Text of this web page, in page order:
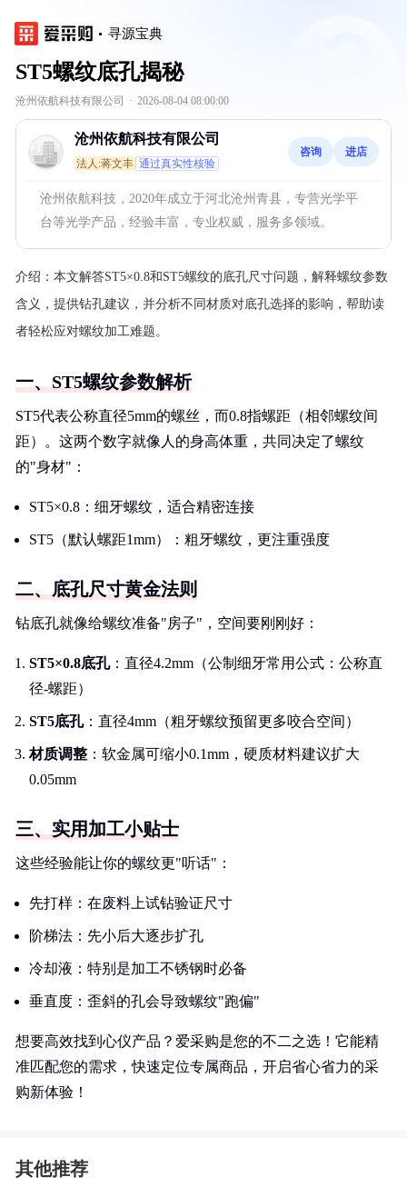
寻源宝典
ST5螺纹底孔揭秘
沧州依航科技有限公司 · 2026-08-04 08:00:00
沧州依航科技有限公司
法人:蒋文丰 通过真实性核验
咨询 进店
沧州依航科技，2020年成立于河北沧州青县，专营光学平
台等光学产品，经验丰富，专业权威，服务多领域。
介绍： 本文解答ST5×0.8和ST5螺纹的底孔尺寸问题，解释螺纹参数
含义，提供钻孔建议，并分析不同材质对底孔选择的影响，帮助读
者轻松应对螺纹加工难题。
一、ST5螺纹参数解析
ST5代表公称直径5mm的螺丝，而0.8指螺距（相邻螺纹间
距）。这两个数字就像人的身高体重，共同决定了螺纹
的"身材"：
ST5×0.8：细牙螺纹，适合精密连接
ST5（默认螺距1mm）：粗牙螺纹，更注重强度
二、底孔尺寸黄金法则
钻底孔就像给螺纹准备"房子"，空间要刚刚好：
ST5×0.8底孔：直径4.2mm（公制细牙常用公式：公称直
径-螺距）
ST5底孔：直径4mm（粗牙螺纹预留更多咬合空间）
材质调整 ：软金属可缩小0.1mm，硬质材料建议扩大
0.05mm
三、实用加工小贴士
这些经验能让你的螺纹更"听话"：
先打样：在废料上试钻验证尺寸
阶梯法：先小后大逐步扩孔
冷却液：特别是加工不锈钢时必备
垂直度：歪斜的孔会导致螺纹"跑偏"
想要高效找到心仪产品？爱采购是您的不二之选！它能精
准匹配您的需求，快速定位专属商品，开启省心省力的采
购新体验！
其他推荐